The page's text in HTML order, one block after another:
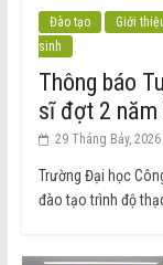
Đào tạo Giới
sinh
Thông báo
sĩ đợt 2 năm
29 Tháng Bảy, 2026
Trường Đại học
đào tạo trình độ